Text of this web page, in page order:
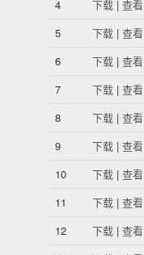
4
下载 | 查看
5
下载 | 查看
6
下载 | 查看
7
下载 | 查看
8
下载 | 查看
9
下载 | 查看
10
下载 | 查看
11
下载 | 查看
12
下载 | 查看